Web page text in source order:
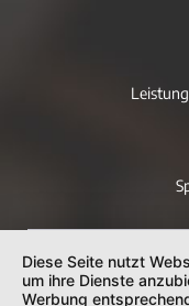
Diese Seite nutzt
um ihre Dienste
Werbung